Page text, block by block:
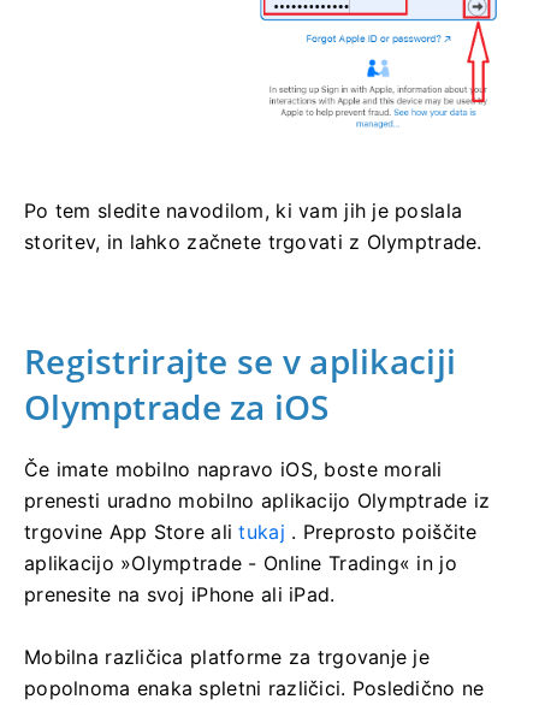
Po tem sledite navodilom, ki vam jih je poslala
storitev, in lahko začnete trgovati z Olymptrade.
Registrirajte se v aplikaciji
Olymptrade za iOS
Če imate mobilno napravo iOS, boste morali
prenesti uradno mobilno aplikacijo Olymptrade iz
trgovine App Store alitukaj . Preprosto poiščite
aplikacijo »Olymptrade - Online Trading« in jo
prenesite na svoj iPhone ali iPad.
Mobilna različica platforme za trgovanje je
popolnoma enaka spletni različici. Posledično ne